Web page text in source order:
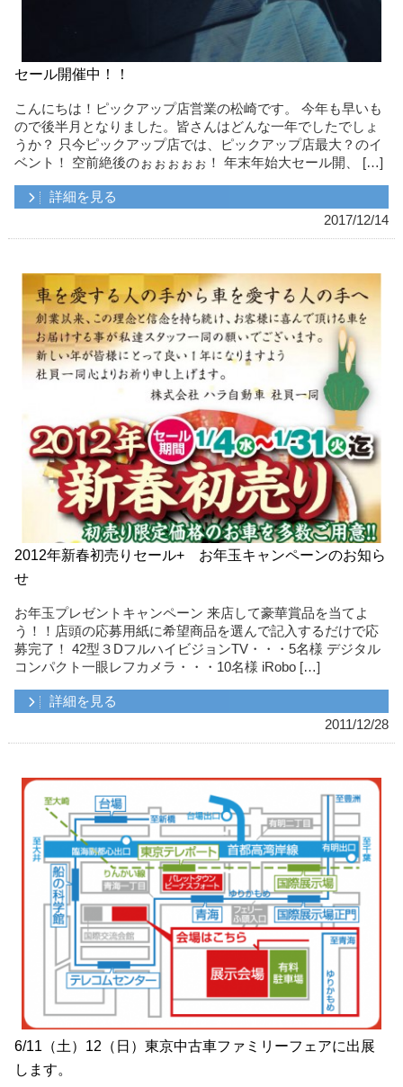
セール開催中！！
こんにちは！ピックアップ店営業の松崎です。 今年も早いも
ので後半月となりました。皆さんはどんな一年でしたでしょ
うか？ 只今ピックアップ店では、ピックアップ店最大？のイ
ベント！ 空前絶後のぉぉぉぉぉ！ 年末年始大セール開、 […]
詳細を見る
2017/12/14
2012年新春初売りセール+ お年玉キャンペーンのお知ら
せ
お年玉プレゼントキャンペーン 来店して豪華賞品を当てよ
う！！店頭の応募用紙に希望商品を選んで記入するだけで応
募完了！ 42型３DフルハイビジョンTV・・・5名様 デジタル
コンパクト一眼レフカメラ・・・10名様 iRobo […]
詳細を見る
2011/12/28
6/11（土）12（日）東京中古車ファミリーフェアに出展
します。